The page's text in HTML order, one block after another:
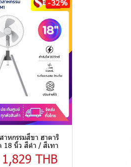
-32%
าหกรรมสี่ขา ฮาตาริ
18 นิ้ว สีดำ / สีเทา
1,829 THB